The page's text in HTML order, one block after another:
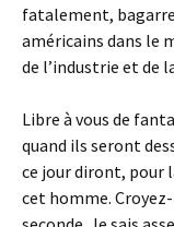
fatalement,
américains dans le
de l’industrie et de
Libre à vous de
quand ils seront
ce jour diront, pour
cet homme.